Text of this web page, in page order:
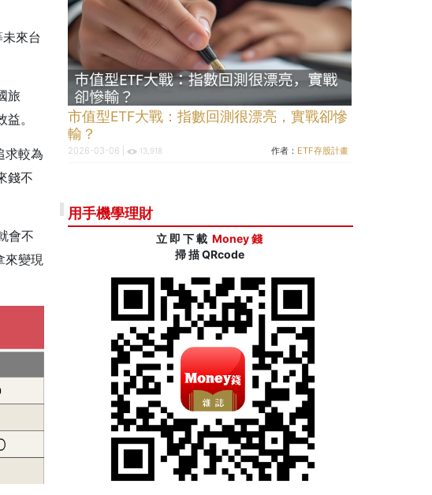
來台
旅
。
求較為
錢不
會不
來變現
市值型ETF大戰：指數回測很漂亮，實戰卻慘
輸？
2026-03-06 | 13,918 作者： ETF存股計畫
用手機學理財
立 即 下 載 Money 錢
掃 描 QRcode